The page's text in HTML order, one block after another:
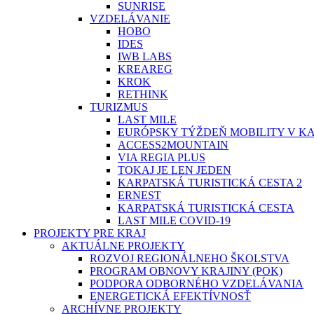
SUNRISE
VZDELÁVANIE
HOBO
IDES
IWB LABS
KREAREG
KROK
RETHINK
TURIZMUS
LAST MILE
EURÓPSKY TÝŽDEŇ MOBILITY V
ACCESS2MOUNTAIN
VIA REGIA PLUS
TOKAJ JE LEN JEDEN
KARPATSKÁ TURISTICKÁ CESTA 2
ERNEST
KARPATSKÁ TURISTICKÁ CESTA
LAST MILE COVID-19
PROJEKTY PRE KRAJ
AKTUÁLNE PROJEKTY
ROZVOJ REGIONÁLNEHO ŠKOLSTVA
PROGRAM OBNOVY KRAJINY (POK)
PODPORA ODBORNÉHO VZDELÁVANIA
ENERGETICKÁ EFEKTÍVNOSŤ
ARCHÍVNE PROJEKTY